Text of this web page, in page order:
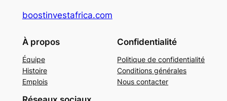
boostinvestafrica.com
À propos
Équipe
Histoire
Emplois
Confidentialité
Politique de confidentialité
Conditions générales
Nous contacter